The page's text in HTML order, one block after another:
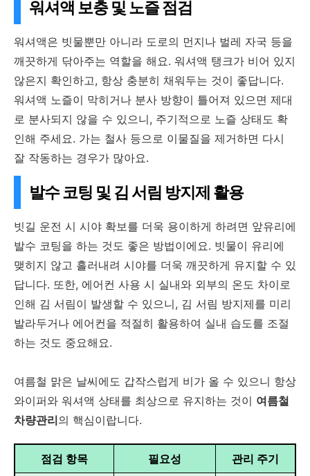
워셔액 보충 및 노즐 점검
워셔액은 빗물뿐만 아니라 도로의 먼지나 벌레 자국 등을
깨끗하게 닦아주는 역할을 해요. 워셔액 탱크가 비어 있지
않은지 확인하고, 항상 충분히 채워두는 것이 좋답니다.
워셔액 노즐이 막히거나 분사 방향이 틀어져 있으면 제대
로 분사되지 않을 수 있으니, 주기적으로 노즐 상태도 확
인해 주세요. 가는 철사 등으로 이물질을 제거하면 다시
잘 작동하는 경우가 많아요.
발수 코팅 및 김 서림 방지제 활용
빗길 운전 시 시야 확보를 더욱 용이하게 하려면 앞유리에
발수 코팅을 하는 것도 좋은 방법이에요. 빗물이 유리에
맺히지 않고 흘러내려 시야를 더욱 깨끗하게 유지할 수 있
답니다. 또한, 에어컨 사용 시 실내와 외부의 온도 차이로
인해 김 서림이 발생할 수 있으니, 김 서림 방지제를 미리
발라두거나 에어컨을 적절히 활용하여 실내 습도를 조절
하는 것도 중요해요.
여름철 맑은 날씨에도 갑작스럽게 비가 올 수 있으니 항상
와이퍼와 워셔액 상태를 최상으로 유지하는 것이 여름철
차량관리의 핵심이랍니다.
점검 항목 필요성 관리 주기